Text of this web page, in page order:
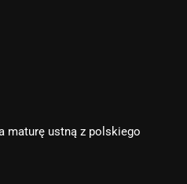
maturę ustną z polskiego